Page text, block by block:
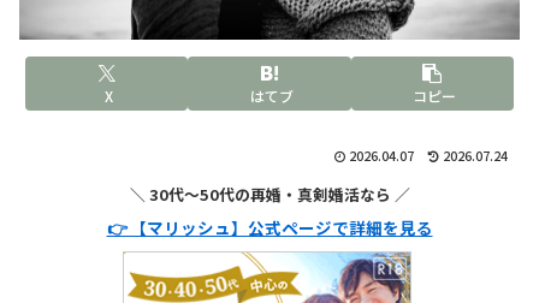
X はてブ コピー
2026.04.07 2026.07.24
＼ 30代〜50代の再婚・真剣婚活なら ／
👉 【マリッシュ】公式ページで詳細を見る